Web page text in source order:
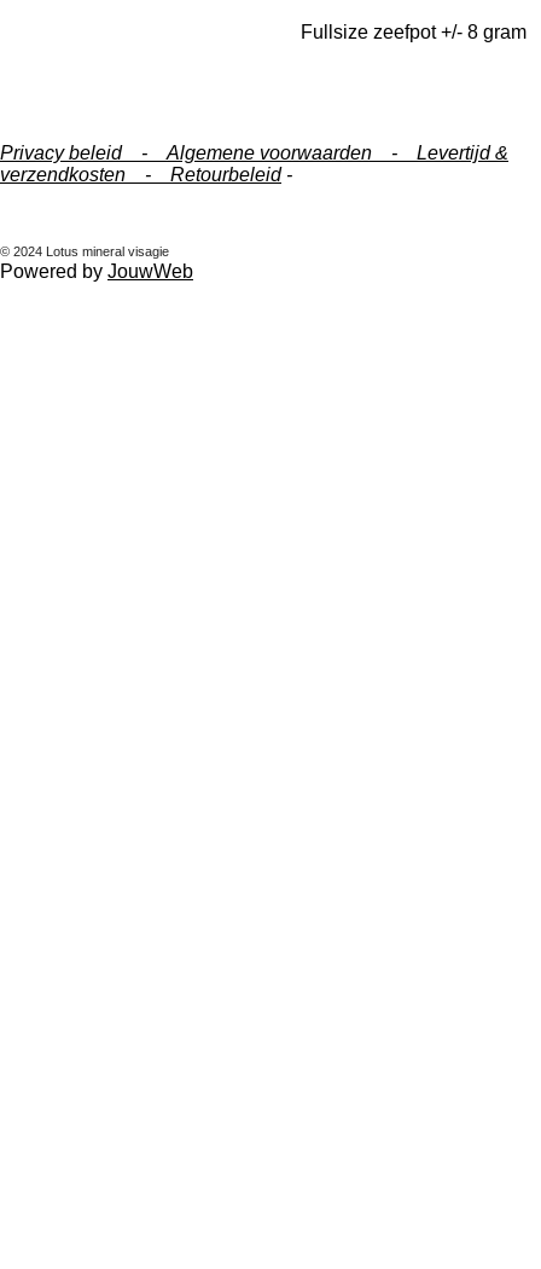
Fullsize zeefpot +/- 8 gram
Privacy beleid - Algemene voorwaarden - Levertijd &
verzendkosten - Retourbeleid-
© 2024 Lotus mineral visagie
Powered by JouwWeb